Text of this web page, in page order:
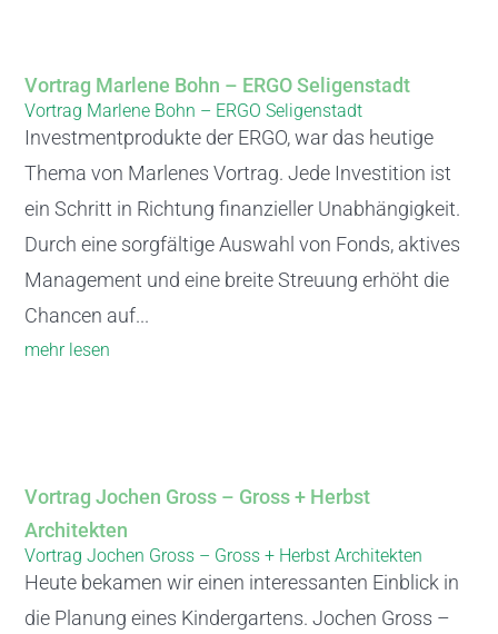
Vortrag Marlene Bohn – ERGO Seligenstadt
Vortrag Marlene Bohn – ERGO Seligenstadt
Investmentprodukte der ERGO, war das heutige
Thema von Marlenes Vortrag. Jede Investition ist
ein Schritt in Richtung finanzieller Unabhängigkeit.
Durch eine sorgfältige Auswahl von Fonds, aktives
Management und eine breite Streuung erhöht die
Chancen auf...
mehr lesen
Vortrag Jochen Gross – Gross + Herbst
Architekten
Vortrag Jochen Gross – Gross + Herbst Architekten
Heute bekamen wir einen interessanten Einblick in
die Planung eines Kindergartens. Jochen Gross –